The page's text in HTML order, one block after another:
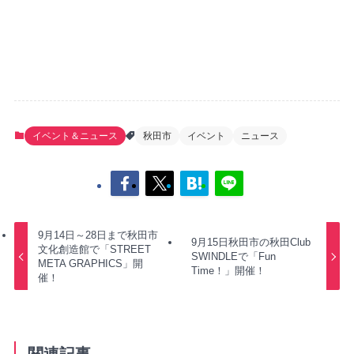
イベント＆ニュース 秋田市 イベント ニュース
9月14日～28日まで秋田市
文化創造館で「STREET
META GRAPHICS」開
催！
9月15日秋田市の秋田Club
SWINDLEで「Fun
Time！」開催！